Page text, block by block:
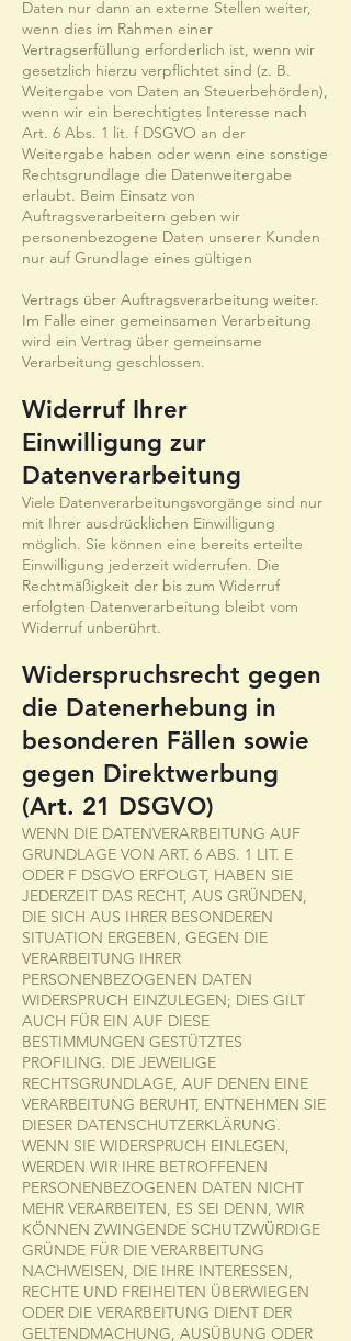
Daten nur dann an externe Stellen weiter,
wenn dies im Rahmen einer
Vertragserfüllung erforderlich ist, wenn wir
gesetzlich hierzu verpflichtet sind (z. B.
Weitergabe von Daten an Steuerbehörden),
wenn wir ein berechtigtes Interesse nach
Art. 6 Abs. 1 lit. f DSGVO an der
Weitergabe haben oder wenn eine sonstige
Rechtsgrundlage die Datenweitergabe
erlaubt. Beim Einsatz von
Auftragsverarbeitern geben wir
personenbezogene Daten unserer Kunden
nur auf Grundlage eines gültigen
Vertrags über Auftragsverarbeitung weiter.
Im Falle einer gemeinsamen Verarbeitung
wird ein Vertrag über gemeinsame
Verarbeitung geschlossen.
Widerruf Ihrer
Einwilligung zur
Datenverarbeitung
Viele Datenverarbeitungsvorgänge sind nur
mit Ihrer ausdrücklichen Einwilligung
möglich. Sie können eine bereits erteilte
Einwilligung jederzeit widerrufen. Die
Rechtmäßigkeit der bis zum Widerruf
erfolgten Datenverarbeitung bleibt vom
Widerruf unberührt.
Widerspruchsrecht gegen
die Datenerhebung in
besonderen Fällen sowie
gegen Direktwerbung
(Art. 21 DSGVO)
WENN DIE DATENVERARBEITUNG AUF
GRUNDLAGE VON ART. 6 ABS. 1 LIT. E
ODER F DSGVO ERFOLGT, HABEN SIE
JEDERZEIT DAS RECHT, AUS GRÜNDEN,
DIE SICH AUS IHRER BESONDEREN
SITUATION ERGEBEN, GEGEN DIE
VERARBEITUNG IHRER
PERSONENBEZOGENEN DATEN
WIDERSPRUCH EINZULEGEN; DIES GILT
AUCH FÜR EIN AUF DIESE
BESTIMMUNGEN GESTÜTZTES
PROFILING. DIE JEWEILIGE
RECHTSGRUNDLAGE, AUF DENEN EINE
VERARBEITUNG BERUHT, ENTNEHMEN SIE
DIESER DATENSCHUTZERKLÄRUNG.
WENN SIE WIDERSPRUCH EINLEGEN,
WERDEN WIR IHRE BETROFFENEN
PERSONENBEZOGENEN DATEN NICHT
MEHR VERARBEITEN, ES SEI DENN, WIR
KÖNNEN ZWINGENDE SCHUTZWÜRDIGE
GRÜNDE FÜR DIE VERARBEITUNG
NACHWEISEN, DIE IHRE INTERESSEN,
RECHTE UND FREIHEITEN ÜBERWIEGEN
ODER DIE VERARBEITUNG DIENT DER
GELTENDMACHUNG, AUSÜBUNG ODER